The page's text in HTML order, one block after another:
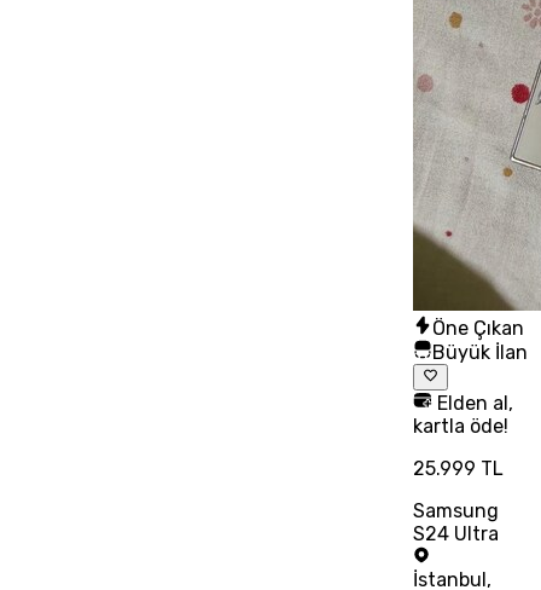
Öne Çıkan
Büyük İlan
Elden al,
kartla öde!
25.999 TL
Samsung
S24 Ultra
İstanbul,